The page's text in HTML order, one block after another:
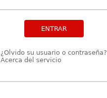
ENTRAR
¿Olvido su usuario o contraseña?
Acerca del servicio